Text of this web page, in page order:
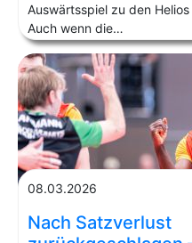
Auswärtsspiel zu den Helios
Auch wenn die…
08.03.2026
Nach Satzverlust